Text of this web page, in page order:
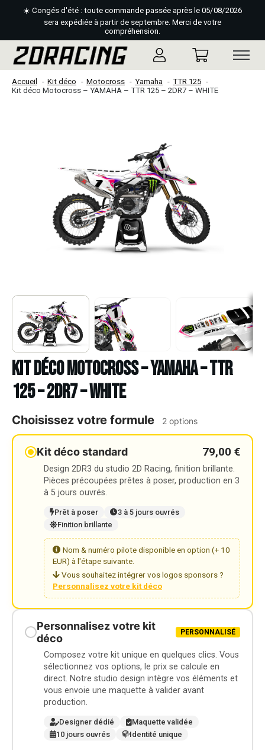
☀️ Congés d'été : toute commande passée après le 05/08/2026
sera expédiée à partir de septembre. Merci de votre
compréhension.
Accueil Kit déco Motocross Yamaha
TTR 125
Kit déco Motocross – YAMAHA – TTR 125 – 2DR7 – WHITE
Kit déco Motocross – YAMAHA – TTR
125 – 2DR7 – WHITE
Choisissez votre formule 2 options
Kit déco standard 79,00 €
Design 2DR3 du studio 2D Racing, finition brillante.
Pièces précoupées prêtes à poser, production en 3
à 5 jours ouvrés.
Prêt à poser
3 à 5 jours ouvrés
Finition brillante
Nom & numéro pilote disponible en option (+ 10
EUR) à l'étape suivante.
Vous souhaitez intégrer vos logos sponsors ?
Personnalisez votre kit déco
Personnalisez votre kit
déco
PERSONNALISÉ
Composez votre kit unique en quelques clics. Vous
sélectionnez vos options, le prix se calcule en
direct. Notre studio design intègre vos éléments et
vous envoie une maquette à valider avant
production.
Designer dédié
Maquette validée
10 jours ouvrés
Identité unique